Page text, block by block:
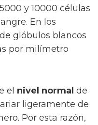
y 10000 células
En los
glóbulos blancos
por milímetro
el nivel normal de
ligeramente de
Por esta razón,